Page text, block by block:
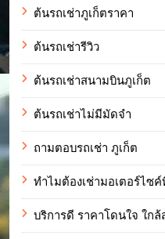
ต้นรถเช่าภูเก็ตราคา
ต้นรถเช่ารีวิว
ต้นรถเช่าสนามบินภูเก็ต
ต้นรถเช่าไม่มีมัดจำ
ถามตอบรถเช่า ภูเก็ต
ทำไมต้องเช่ามอเตอร์ไซ
บริการดี ราคาโดนใจ ใก